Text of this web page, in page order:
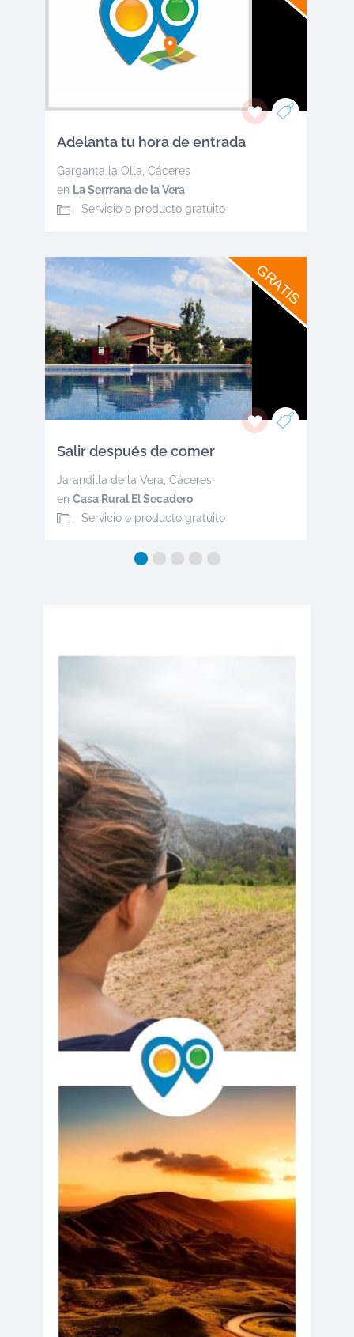
Adelanta tu hora de entrada
Garganta la Olla Cáceres
en La Serrrana de la Vera
Servicio o producto gratuito
GRATIS
Salir después de comer
Jarandilla de la Vera Cáceres
en Casa Rural El Secadero
Servicio o producto gratuito